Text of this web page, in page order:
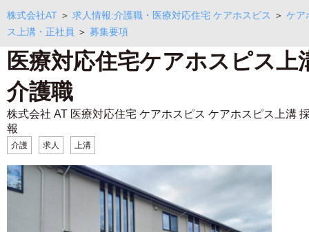
株式会社AT ＞ 求人情報:介護職・医療対応住宅 ケアホスピス ＞ ケア
ス上溝・正社員 ＞ 募集要項
医療対応住宅ケアホスピス上
介護職
株式会社 AT 医療対応住宅 ケアホスピス ケアホスピス上溝
報
介護 求人 上溝